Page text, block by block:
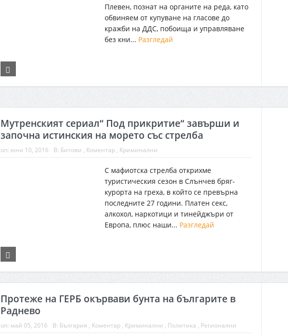
Плевен, познат на органите на реда, като
обвиняем от купуване на гласове до
кражби на ДДС, побоища и управляване
без кни... Разгледай
Мутренският сериал“ Под прикритие“ завърши и
започна истинския на морето със стрелба
on: юни 10, 2016 В: Битови , Коментар, Криминални
С мафиотска стрелба открихме
туристическия сезон в Слънчев бряг-
курорта на греха, в който се превърна
последните 27 години. Платен секс,
алкохол, наркотици и тинейджъри от
Европа, плюс наши... Разгледай
Протеже на ГЕРБ окървави бунта на българите в
Раднево
on: май 05, 2016 В: България , Коментар, Криминални , Политика , Регионални